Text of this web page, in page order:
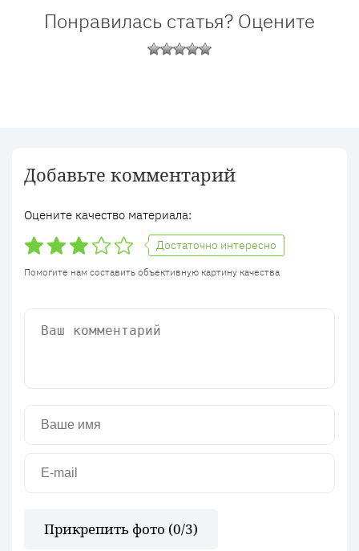
Понравилась статья? Оцените
Добавьте комментарий
Оцените качество материала:
Достаточно интересно
Помогите нам составить объективную картину качества
Прикрепить фото (0/3)